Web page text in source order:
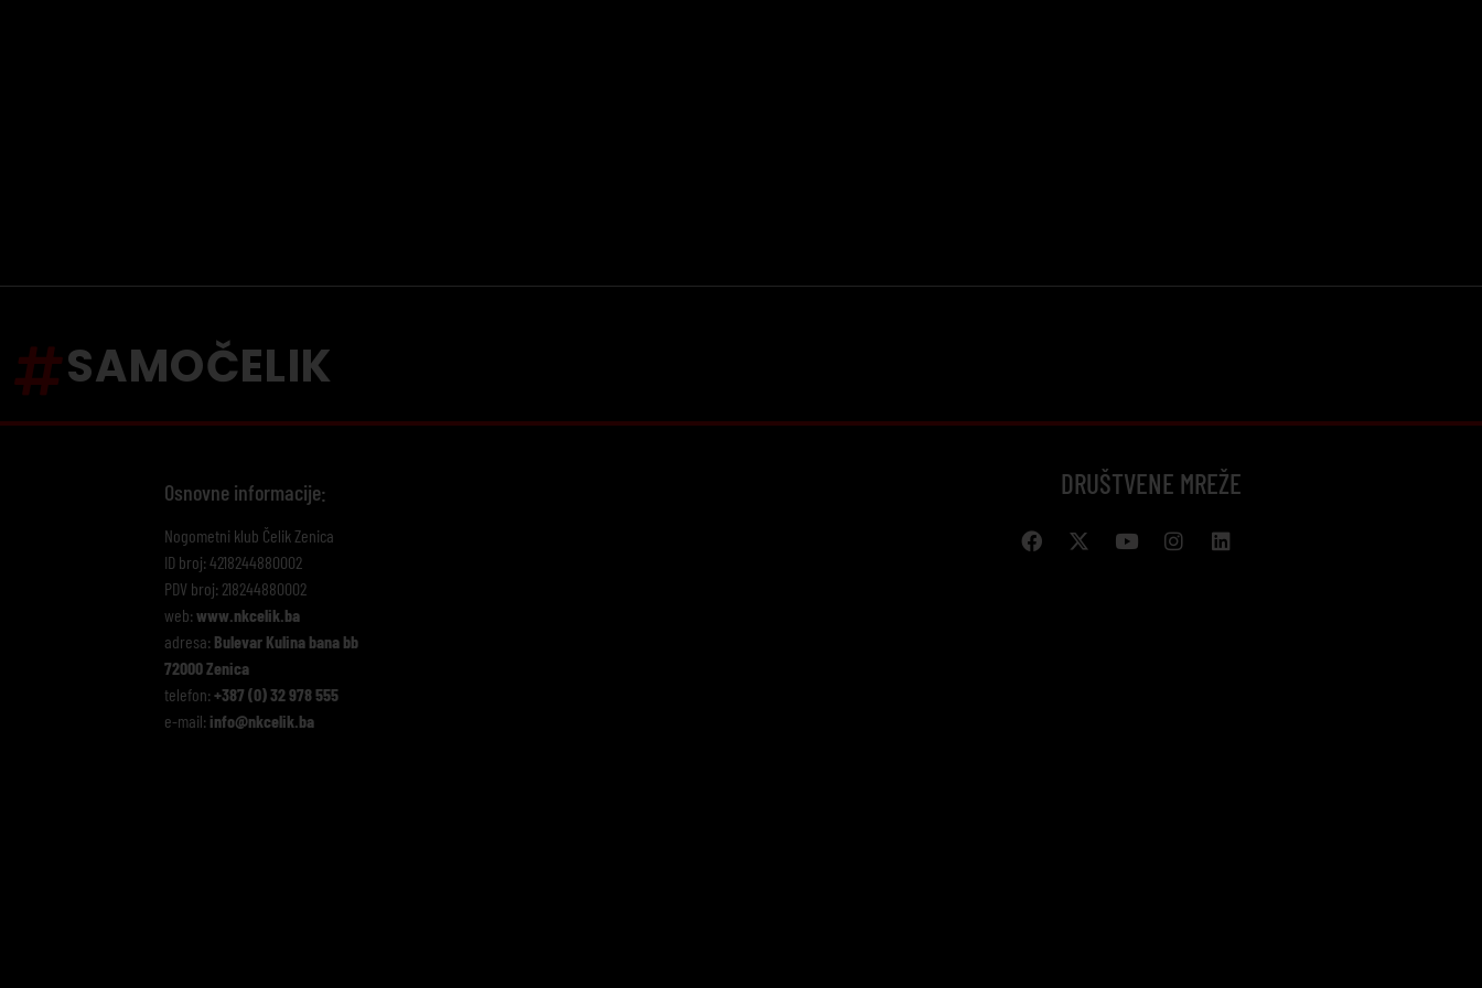
SAMOČELIK
Osnovne informacije:
Nogometni klub Čelik Zenica
ID broj: 4218244880002
PDV broj: 218244880002
web: www.nkcelik.ba
adresa: Bulevar Kulina bana bb
72000 Zenica
telefon: +387 (0) 32 978 555
e-mail: info@nkcelik.ba
DRUŠTVENE MREŽE